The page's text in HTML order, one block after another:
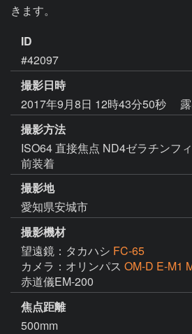
きます。
ID
#42097
撮影日時
2017年9月8日 12時43分50秒
撮影方法
ISO64 直接焦点 ND4ゼラチンフ
前装着
撮影地
愛知県安城市
撮影機材
望遠鏡：タカハシ FC-65
カメラ：オリンパス OM-D E-M1
赤道儀EM-200
焦点距離
500mm